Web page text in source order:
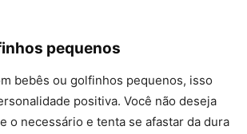
pequenos
bebês ou golfinhos pequenos, isso
positiva. Você não deseja
o necessário e tenta se afastar da dura